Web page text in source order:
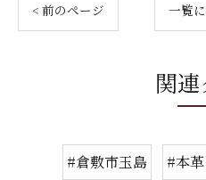
< 前のページ 一覧
関
#倉敷市玉島 #本